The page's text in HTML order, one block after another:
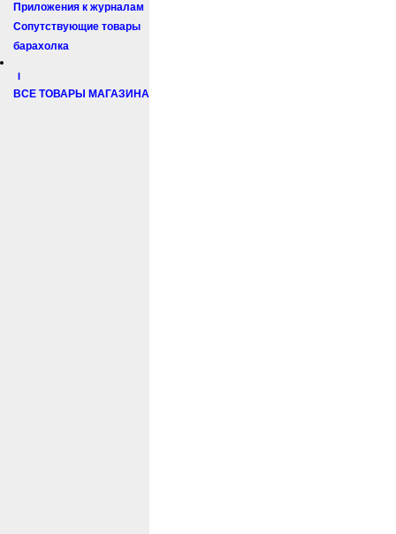
Приложения к журналам
Сопутствующие товары
барахолка
I
ВСЕ ТОВАРЫ МАГАЗИНА